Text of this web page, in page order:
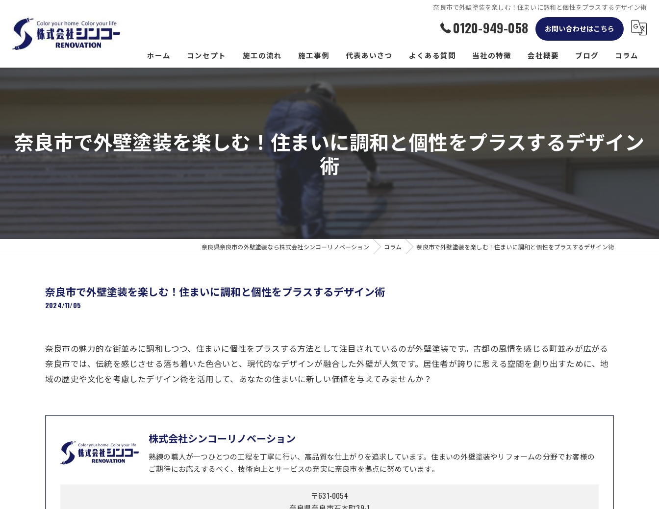
奈良市で外壁塗装を楽しむ！住まいに調和と個性をプラスするデザイン術
0120-949-058 お問い合わせはこちら
ホーム コンセプト 施工の流れ 施工事例 代表あいさつ よくある質問 当社の特徴
外構工事
雨樋工事
会社概要 ブログ コラム
奈良市で外壁塗装を楽しむ！住まいに調和と個性をプラスするデザイン
術
奈良県奈良市の外壁塗装なら株式会社シンコーリノベーション コラム 奈良市で外壁塗装を楽しむ！住まいに調和と個性をプラスするデザイン術
奈良市で外壁塗装を楽しむ！住まいに調和と個性をプラスするデザイン術
2024/11/05
奈良市の魅力的な街並みに調和しつつ、住まいに個性をプラスする方法として注目されているのが外壁塗装です。古都の風情を感じる町並みが広がる
奈良市では、伝統を感じさせる落ち着いた色合いと、現代的なデザインが融合した外壁が人気です。居住者が誇りに思える空間を創り出すために、地
域の歴史や文化を考慮したデザイン術を活用して、あなたの住まいに新しい価値を与えてみませんか？
株式会社シンコーリノベーション
熟練の職人が一つひとつの工程を丁寧に行い、高品質な仕上がりを追求しています。住まいの外壁塗装やリフォームの分野でお客様の
ご期待にお応えするべく、技術向上とサービスの充実に奈良市を拠点に努めています。
〒631-0054